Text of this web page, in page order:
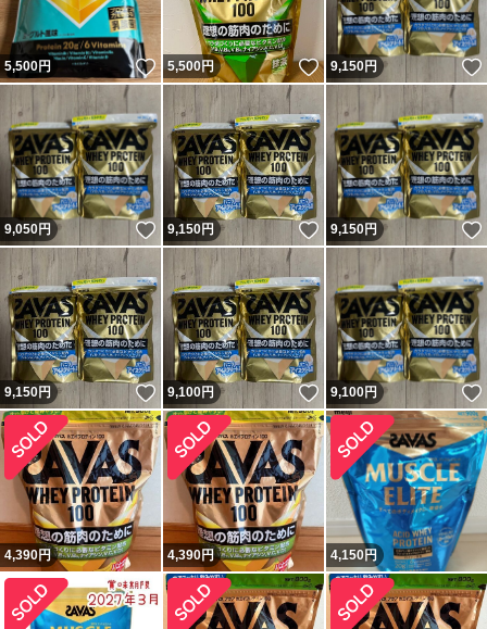
5,500円 いいね！
5,500円 いいね！
9,150円
9,050円 いいね！
9,150円 いいね！
9,150円
9,150円 いいね！
9,100円 いいね！
9,100円
4,390円 4,390円 4,150円